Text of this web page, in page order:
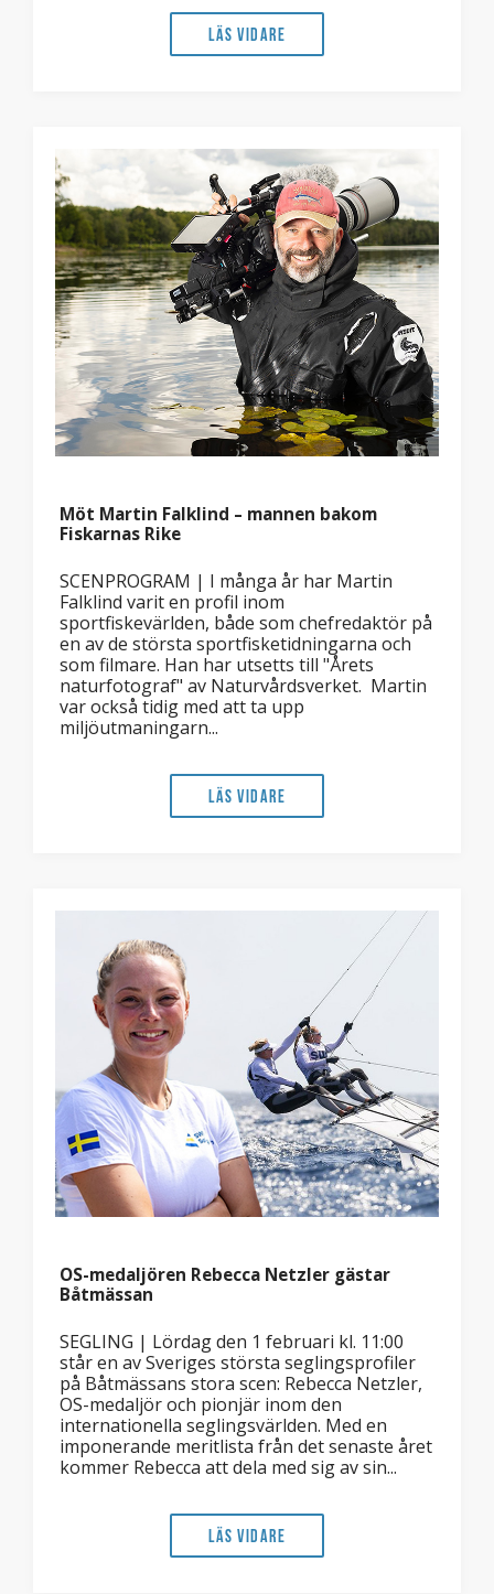
Läs vidare
Möt Martin Falklind – mannen bakom
Fiskarnas Rike
SCENPROGRAM | I många år har Martin
Falklind varit en profil inom
sportfiskevärlden, både som chefredaktör på
en av de största sportfisketidningarna och
som filmare. Han har utsetts till "Årets
naturfotograf" av Naturvårdsverket. Martin
var också tidig med att ta upp
miljöutmaningarn...
Läs vidare
OS-medaljören Rebecca Netzler gästar
Båtmässan
SEGLING | Lördag den 1 februari kl. 11:00
står en av Sveriges största seglingsprofiler
på Båtmässans stora scen: Rebecca Netzler,
OS-medaljör och pionjär inom den
internationella seglingsvärlden. Med en
imponerande meritlista från det senaste året
kommer Rebecca att dela med sig av sin...
Läs vidare